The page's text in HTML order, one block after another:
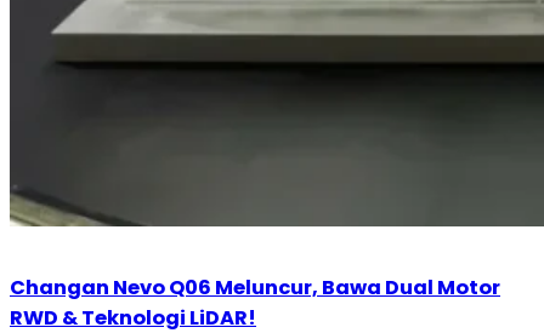
Changan Nevo Q06 Meluncur, Bawa Dual Motor
RWD & Teknologi LiDAR!